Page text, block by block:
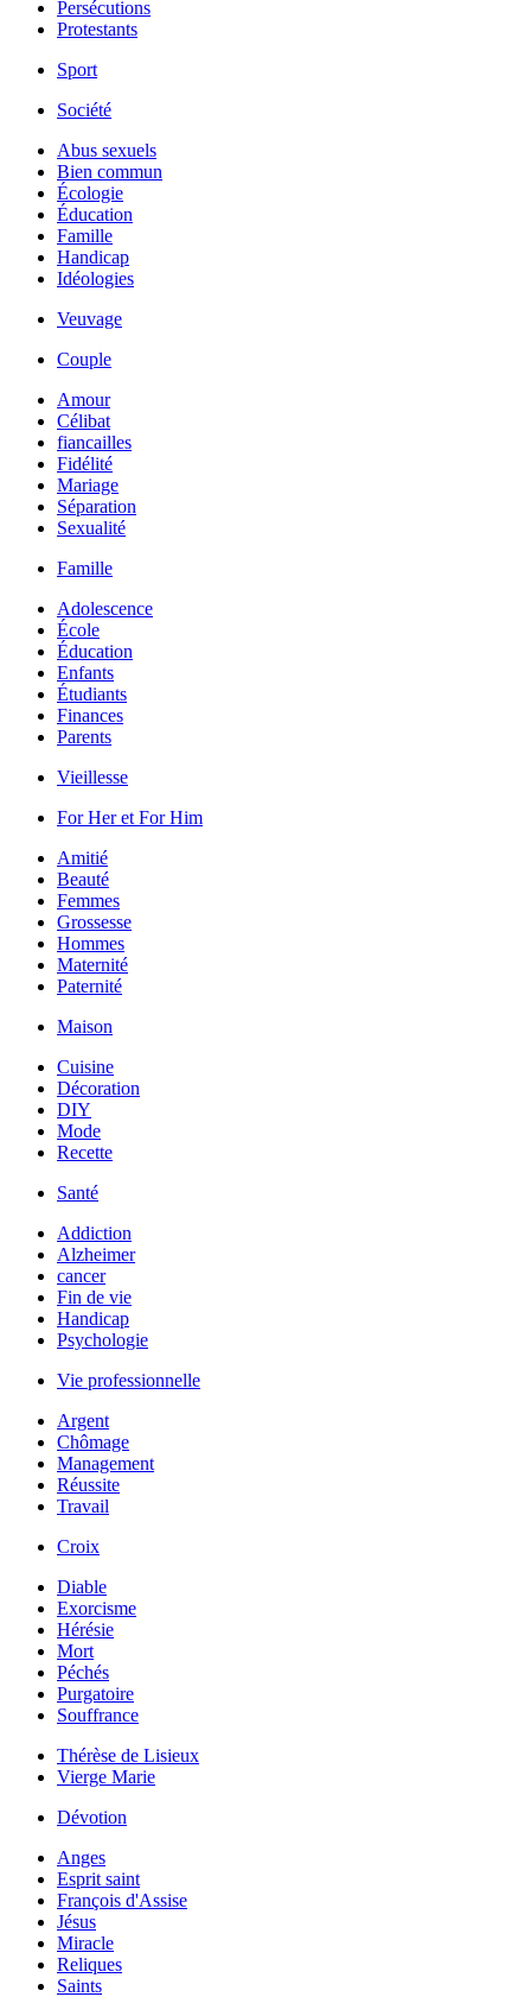
Persécutions
Protestants
Sport
Société
Abus sexuels
Bien commun
Écologie
Éducation
Famille
Handicap
Idéologies
Veuvage
Couple
Amour
Célibat
fiancailles
Fidélité
Mariage
Séparation
Sexualité
Famille
Adolescence
École
Éducation
Enfants
Étudiants
Finances
Parents
Vieillesse
For Her et For Him
Amitié
Beauté
Femmes
Grossesse
Hommes
Maternité
Paternité
Maison
Cuisine
Décoration
DIY
Mode
Recette
Santé
Addiction
Alzheimer
cancer
Fin de vie
Handicap
Psychologie
Vie professionnelle
Argent
Chômage
Management
Réussite
Travail
Croix
Diable
Exorcisme
Hérésie
Mort
Péchés
Purgatoire
Souffrance
Thérèse de Lisieux
Vierge Marie
Dévotion
Anges
Esprit saint
François d'Assise
Jésus
Miracle
Reliques
Saints